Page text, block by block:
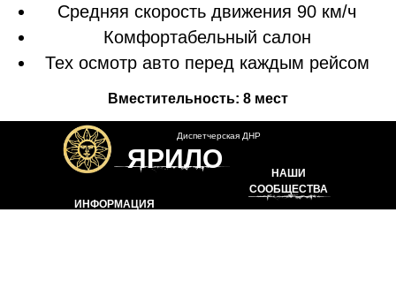
Средняя скорость движения 90 км/ч
Комфортабельный салон
Тех осмотр авто перед каждым рейсом
Вместительность: 8 мест
Диспетчерская ДНР
ЯРИЛО
НАШИ
СООБЩЕСТВА
ИНФОРМАЦИЯ